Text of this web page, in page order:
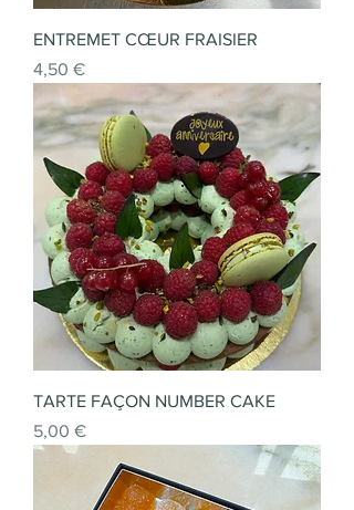
ENTREMET CŒUR FRAISIER
Prix
4,50 €
TARTE FAÇON NUMBER CAKE
Prix
5,00 €